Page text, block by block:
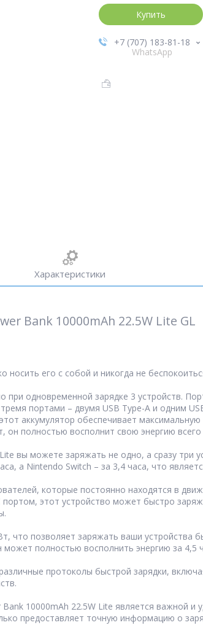
Купить
+7 (707) 183-81-18
WhatsApp
Характеристики
Bank 10000mAh 22.5W Lite GL
носить его с собой и никогда не
при одновременной зарядке 3 устройств.
портами – двумя USB Type-A и одним
этот аккумулятор обеспечивает
полностью восполнит свою энергию всего
вы можете заряжать не одно, а сразу три
а Nintendo Switch – за 3,4 часа, что
которые постоянно находятся в
портом, этот устройство может быстро
что позволяет заряжать ваши устройства
полностью восполнить энергию за 4,5
протоколы быстрой зарядки,
10000mAh 22.5W Lite является важной и
предоставляет точную информацию о